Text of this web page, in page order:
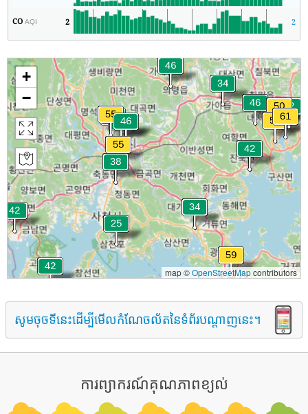
COAQI 2 2
+
−
map ©OpenStreetMapcontributors
សូមចុចទីនេះដើម្បីមើលកំណែចល័តនៃទំព័របណ្តាញនេះ។
ការព្យាករណ៍គុណភាពខ្យល់